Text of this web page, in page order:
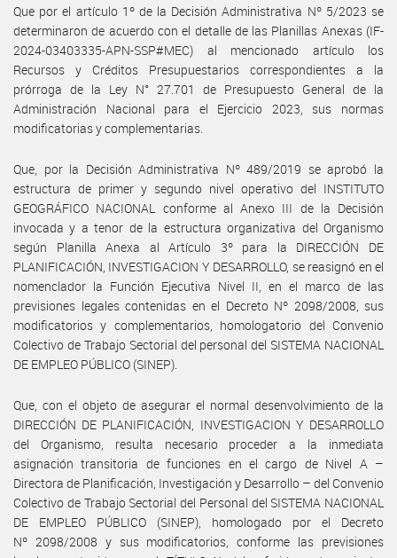
Que por el artículo 1º de la Decisión Administrativa Nº 5/2023 se
determinaron de acuerdo con el detalle de las Planillas Anexas (IF-
2024-03403335-APN-SSP#MEC) al mencionado artículo los
Recursos y Créditos Presupuestarios correspondientes a la
prórroga de la Ley N° 27.701 de Presupuesto General de la
Administración Nacional para el Ejercicio 2023, sus normas
modificatorias y complementarias.
Que, por la Decisión Administrativa Nº 489/2019 se aprobó la
estructura de primer y segundo nivel operativo del INSTITUTO
GEOGRÁFICO NACIONAL conforme al Anexo III de la Decisión
invocada y a tenor de la estructura organizativa del Organismo
según Planilla Anexa al Artículo 3º para la DIRECCIÓN DE
PLANIFICACIÓN, INVESTIGACION Y DESARROLLO, se reasignó en el
nomenclador la Función Ejecutiva Nivel II, en el marco de las
previsiones legales contenidas en el Decreto Nº 2098/2008, sus
modificatorios y complementarios, homologatorio del Convenio
Colectivo de Trabajo Sectorial del personal del SISTEMA NACIONAL
DE EMPLEO PÚBLICO (SINEP).
Que, con el objeto de asegurar el normal desenvolvimiento de la
DIRECCIÓN DE PLANIFICACIÓN, INVESTIGACION Y DESARROLLO
del Organismo, resulta necesario proceder a la inmediata
asignación transitoria de funciones en el cargo de Nivel A –
Directora de Planificación, Investigación y Desarrollo – del Convenio
Colectivo de Trabajo Sectorial del Personal del SISTEMA NACIONAL
DE EMPLEO PÚBLICO (SINEP), homologado por el Decreto
Nº 2098/2008 y sus modificatorios, conforme las previsiones